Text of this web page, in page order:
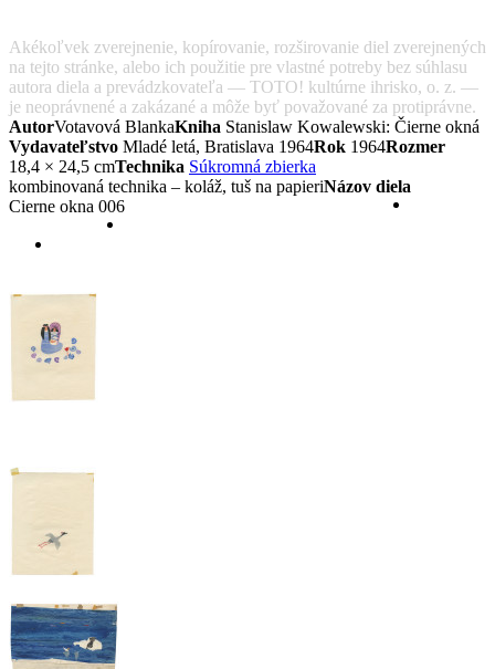
Akékoľvek zverejnenie, kopírovanie, rozširovanie diel zverejnených
na tejto stránke, alebo ich použitie pre vlastné potreby bez súhlasu
autora diela a prevádzkovateľa — TOTO! kultúrne ihrisko, o. z. —
je neoprávnené a zakázané a môže byť považované za protiprávne.
AutorVotavová BlankaKniha Stanislaw Kowalewski: Čierne okná
Vydavateľstvo Mladé letá, Bratislava 1964Rok 1964Rozmer
18,4 × 24,5 cmTechnika
kombinovaná technika – koláž, tuš na papieriNázov diela
Cierne okna 006
Súkromná zbierka